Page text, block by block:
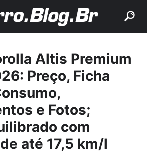
Altis Premium
Preço, Ficha
e Fotos;
com
até 17,5 km/l